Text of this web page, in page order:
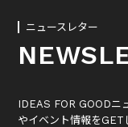
ニュースレター
IDEAS FOR GOODニ
やイベント情報をGET